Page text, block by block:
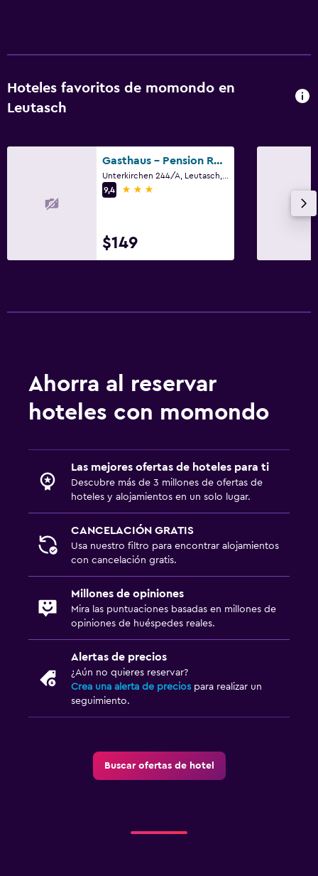
Hoteles favoritos de momondo en
Leutasch
Gasthaus - Pension Reiterklause
9,4
3 estrellas
$149
Ahorra al reservar
hoteles con momondo
Las mejores ofertas de hoteles para ti
Descubre más de 3 millones de ofertas de
hoteles y alojamientos en un solo lugar.
CANCELACIÓN GRATIS
Usa nuestro filtro para encontrar alojamientos
con cancelación gratis.
Millones de opiniones
Mira las puntuaciones basadas en millones de
opiniones de huéspedes reales.
Alertas de precios
¿Aún no quieres reservar?
Crea una alerta de precios para realizar un
seguimiento.
Buscar ofertas de hotel